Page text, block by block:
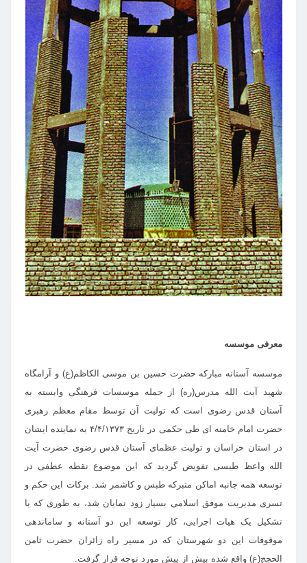
معرفی موسسه
موسسه آستانه مبارکه حضرت حسین بن موسی الکاظم(ع) و آرامگاه
شهید آیت الله مدرس(ره) از جمله موسسات فرهنگی وابسته به
آستان قدس رضوی است که تولیت آن توسط مقام معظم رهبری
حضرت
امام خامنه ای طی حکمی در تاریخ ۴/۴/۱۳۷۳ به نماینده ایشان
در استان خراسان و تولیت عظمای آستان قدس رضوی حضرت آیت
الله واعظ طبسی تفویض گردید که این موضوع نقطه عطفی در
توسعه همه جانبه اماکن متبرکه طبس و کاشمر شد. برکات این حکم و
تسری مدیریت موفق اسلامی بسیار زود نمایان شد، به طوری که با
تشکیل یک هیات اجرایی، کار توسعه این دو آستانه و ساماندهی
موقوفات این دو شهرستان که در مسیر راه زائران حضرت ثامن
الحجج(ع) واقع شده بیش از پیش مورد توجه قرار گرفت.